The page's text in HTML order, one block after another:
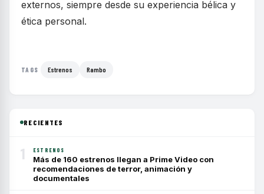
externos, siempre desde su experiencia bélica y
ética personal.
TAGS Estrenos Rambo
RECIENTES
1 ESTRENOS
Más de 160 estrenos llegan a Prime Video con
recomendaciones de terror, animación y
documentales